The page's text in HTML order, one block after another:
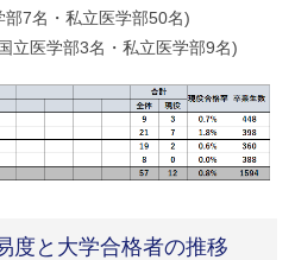
7名・私立医学部50名)
立医学部3名・私立医学部9名)
度と大学合格者の推移